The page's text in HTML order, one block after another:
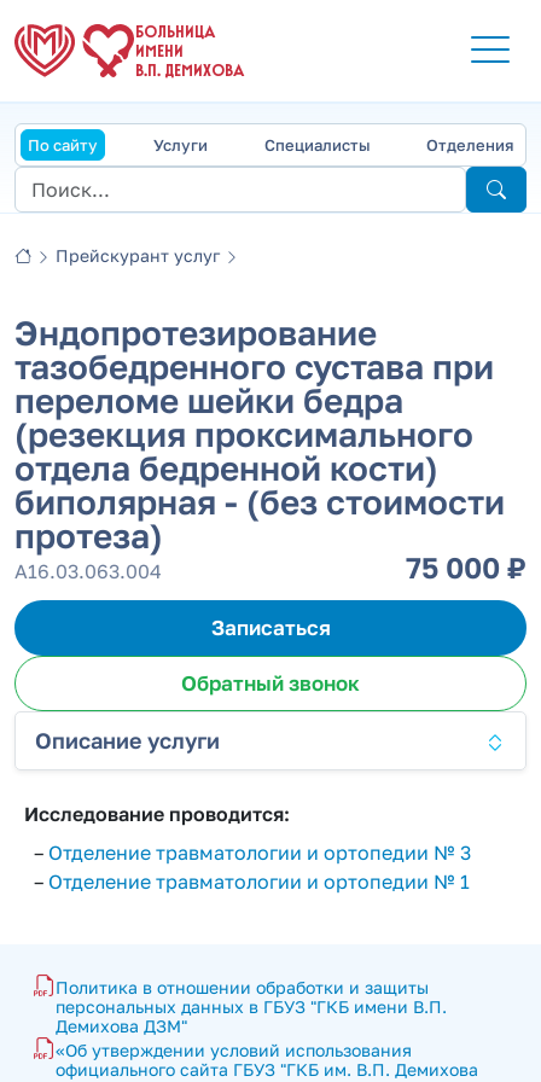
БОЛЬНИЦА
ИМЕНИ
В.П. ДЕМИХОВА
По сайту Услуги Специалисты Отделения
Прейскурант услуг
Эндопротезирование
тазобедренного сустава при
переломе шейки бедра
(резекция проксимального
отдела бедренной кости)
биполярная - (без стоимости
протеза)
А16.03.063.004 75 000 ₽
Записаться
Обратный звонок
Описание услуги
Исследование проводится:
– Отделение травматологии и ортопедии № 3
– Отделение травматологии и ортопедии № 1
Политика в отношении обработки и защиты
персональных данных в ГБУЗ "ГКБ имени В.П.
Демихова ДЗМ"
«Об утверждении условий использования
официального сайта ГБУЗ "ГКБ им. В.П. Демихова